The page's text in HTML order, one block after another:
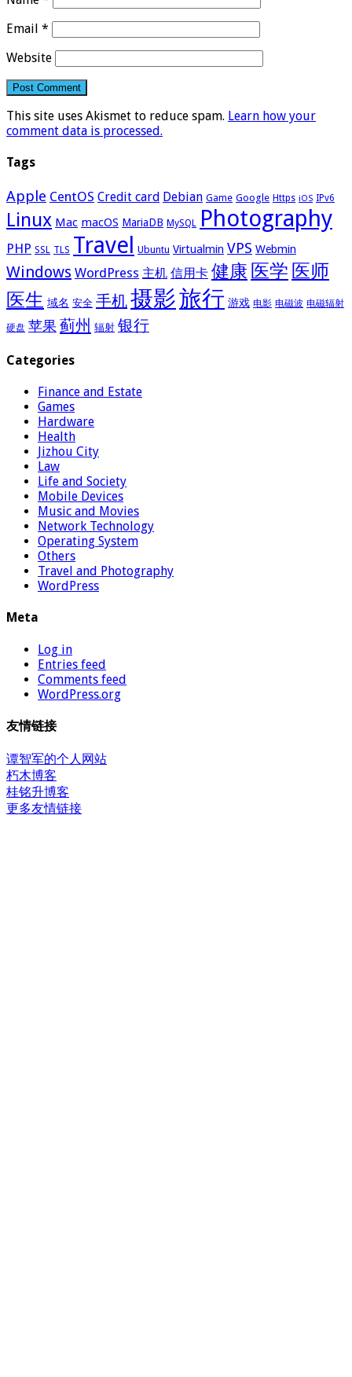
Email *
Website
This site uses Akismet to reduce spam. Learn how your
comment data is processed.
Tags
Apple CentOS Credit card Debian Game Google Https iOS IPv6
Linux Mac macOS MariaDB MySQL Photography
PHP SSL TLS Travel Ubuntu Virtualmin VPS Webmin
Windows WordPress 主机 信用卡 健康 医学 医师
医生 域名 安全 手机摄影旅行 游戏 电影 电磁波 电磁辐射
硬盘 苹果 蓟州 辐射 银行
Categories
Finance and Estate
Games
Hardware
Health
Jizhou City
Law
Life and Society
Mobile Devices
Music and Movies
Network Technology
Operating System
Others
Travel and Photography
WordPress
Meta
Log in
Entries feed
Comments feed
WordPress.org
友情链接
谭智军的个人网站
朽木博客
桂铭升博客
更多友情链接